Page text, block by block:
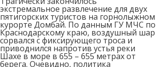
экстремальное развлечение для двух
пятигорских туристов на горнолыжном
курорте Домбай. По данным ГУ МЧС по
Краснодарскому краю, воздушный шар
сорвался с фиксирующего троса и
приводнился напротив устья реки
Шахе в море в 655 – 655 метрах от
берега. Очевидно, политика